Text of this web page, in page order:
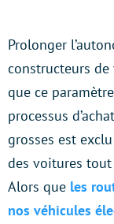
Prolonger
constructeurs
que ce
processus
grosses est
des voitures
Alors que les
nos véhicules